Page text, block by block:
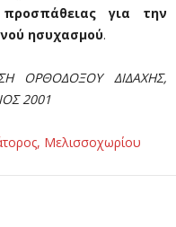
για την
ησυχασμού.
ΟΡΘΟΔΟΞΟΥ ΔΙΔΑΧΗΣ,
2001
Μελισσοχωρίου